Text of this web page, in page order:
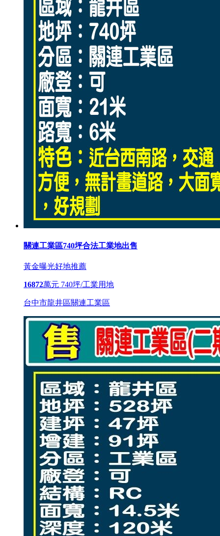
關連工業區740坪合法工業地出售
黃金曝光好地推薦
16872萬元 740坪/工業用地
台中市龍井區關連工業區